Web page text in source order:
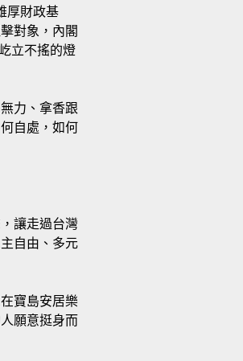
厚財政基
對象，內閣
立不搖的燈
力、拿香跟
自處，如何
讓走過台灣
自由、多元
寶島安居樂
願意挺身而